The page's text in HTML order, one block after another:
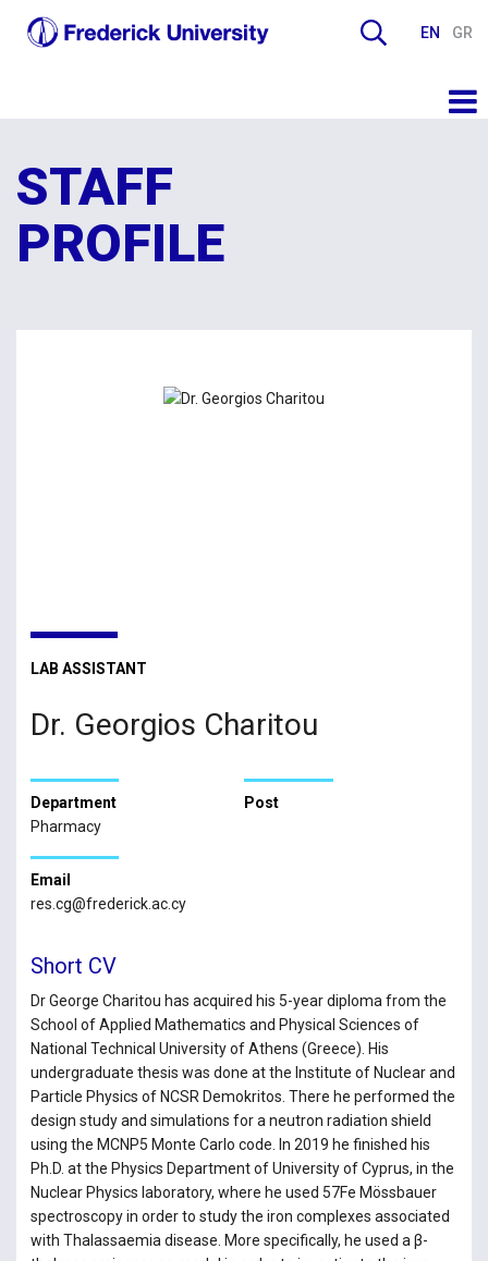
EN GR
STAFF
PROFILE
LAB ASSISTANT
Dr. Georgios Charitou
Department
Pharmacy
Post
Email
res.cg@frederick.ac.cy
Short CV
Dr George Charitou has acquired his 5-year diploma from the
School of Applied Mathematics and Physical Sciences of
National Technical University of Athens (Greece). His
undergraduate thesis was done at the Institute of Nuclear and
Particle Physics of NCSR Demokritos. There he performed the
design study and simulations for a neutron radiation shield
using the MCNP5 Monte Carlo code. In 2019 he finished his
Ph.D. at the Physics Department of University of Cyprus, in the
Nuclear Physics laboratory, where he used 57Fe Mössbauer
spectroscopy in order to study the iron complexes associated
with Thalassaemia disease. More specifically, he used a β-